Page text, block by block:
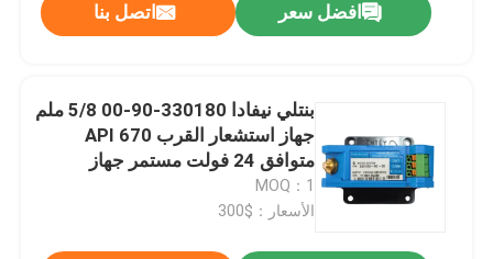
افضل سعر اتصل بنا
بنتلي نيفادا 330180-90-00 5/8 ملم
جهاز استشعار القرب API 670
متوافق 24 فولت مستمر جهاز
استشعار اهتزاز
MOQ：1
الأسعار：$300